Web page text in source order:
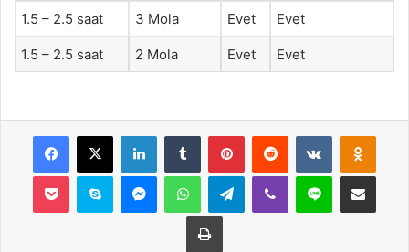
1.5 – 2.5 saat 3 Mola Evet Evet
1.5 – 2.5 saat 2 Mola Evet Evet
Facebook
X LinkedInTumblr PinterestReddit VKontakte
Pocket Skype MessengerWhatsAppTelegramViber Line E-Posta ile
Yazdır